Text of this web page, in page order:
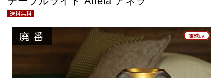
送料無料
廃番 電球付き
電球付き